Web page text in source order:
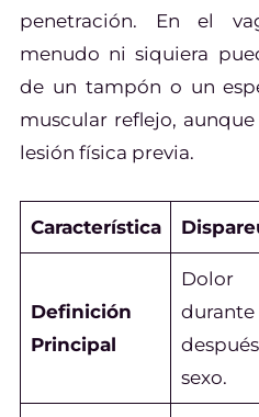
penetración. En el
menudo ni siquiera
de un tampón o un
muscular reflejo,
lesión física previa.
Característica
Definición
Principal
Dolor
sexo.